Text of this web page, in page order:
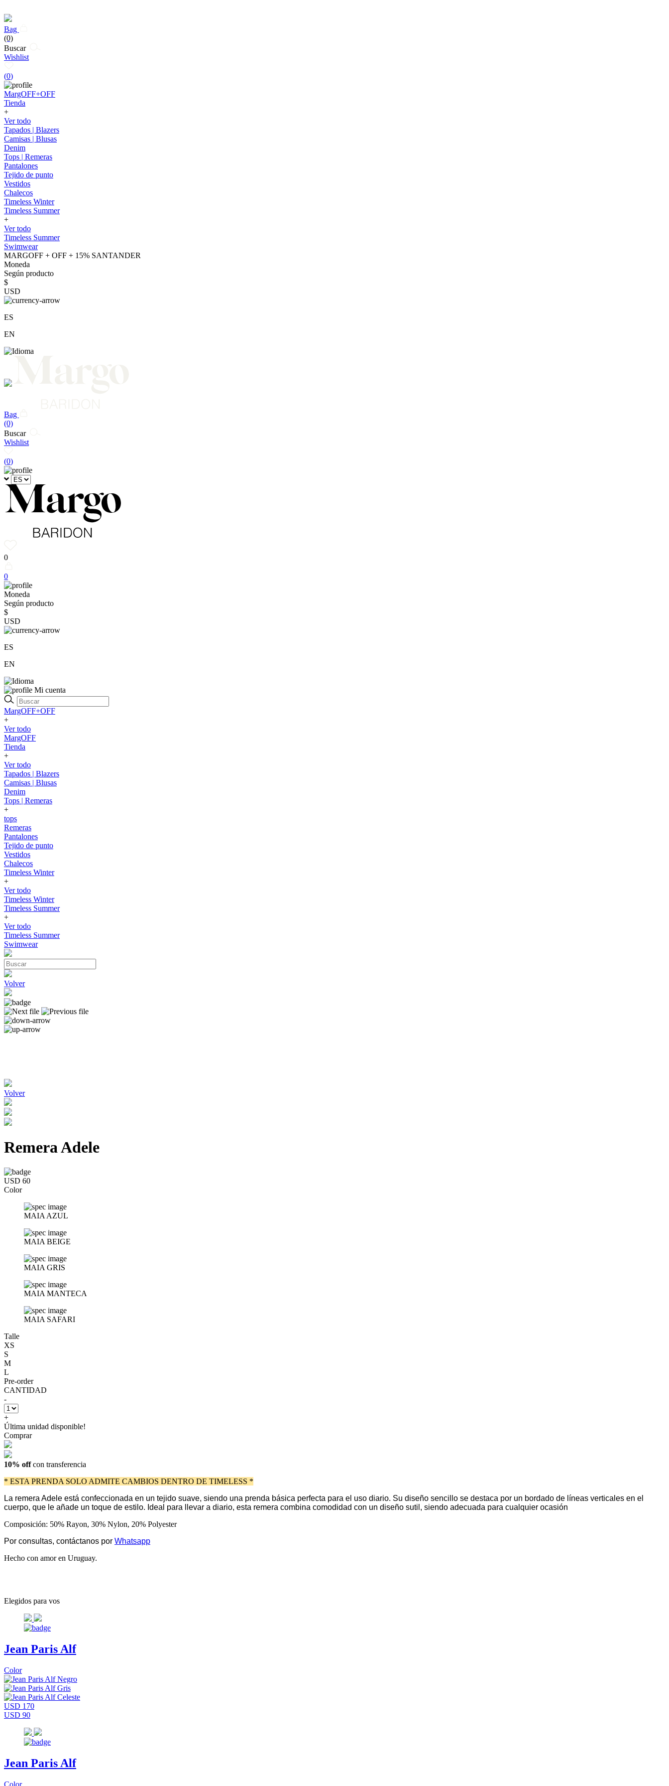
Bag
(0)
Buscar
Wishlist
(0)
MargOFF+OFF
Tienda
+
Ver todo
Tapados | Blazers
Camisas | Blusas
Denim
Tops | Remeras
Pantalones
Tejido de punto
Vestidos
Chalecos
Timeless Winter
Timeless Summer
+
Ver todo
Timeless Summer
Swimwear
MARGOFF + OFF + 15% SANTANDER
Moneda
Según producto
$
USD
ES
EN
Bag
(0)
Buscar
Wishlist
(0)
0
0
Moneda
Según producto
$
USD
ES
EN
Mi cuenta
MargOFF+OFF
+
Ver todo
MargOFF
Tienda
+
Ver todo
Tapados | Blazers
Camisas | Blusas
Denim
Tops | Remeras
+
tops
Remeras
Pantalones
Tejido de punto
Vestidos
Chalecos
Timeless Winter
+
Ver todo
Timeless Winter
Timeless Summer
+
Ver todo
Timeless Summer
Swimwear
Volver
Volver
Remera Adele
USD 60
Color
MAIA AZUL
MAIA BEIGE
MAIA GRIS
MAIA MANTECA
MAIA SAFARI
Talle
XS
S
M
L
Pre-order
CANTIDAD
-
+
Última unidad disponible!
Comprar
10% offcon transferencia
* ESTA PRENDA SOLO ADMITE CAMBIOS DENTRO DE TIMELESS *
La remera Adele está confeccionada en un tejido suave, siendo una prenda básica perfecta para el uso diario. Su diseño sencillo se destaca por un bordado de líneas verticales en el
cuerpo, que le añade un toque de estilo. Ideal para llevar a diario, esta remera combina comodidad con un diseño sutil, siendo adecuada para cualquier ocasión
Composición: 50% Rayon, 30% Nylon, 20% Polyester
Por consultas, contáctanos por Whatsapp
Hecho con amor en Uruguay.
Elegidos para vos
Jean Paris Alf
Color
USD 170
USD 90
Jean Paris Alf
Color